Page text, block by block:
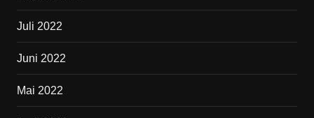
Juli 2022
Juni 2022
Mai 2022